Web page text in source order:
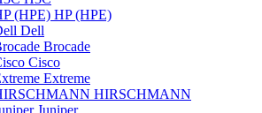
HP (HPE)
Dell
Brocade
Cisco
Extreme
HIRSCHMANN
Juniper